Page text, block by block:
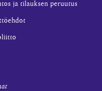
ja tilauksen peruutus